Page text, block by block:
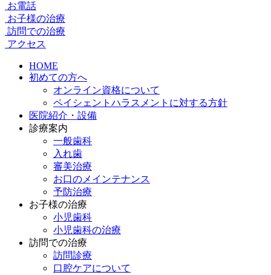
お電話
お子様の治療
訪問での治療
アクセス
HOME
初めての方へ
オンライン資格について
ペイシェントハラスメントに対する方針
医院紹介・設備
診療案内
一般歯科
入れ歯
審美治療
お口のメインテナンス
予防治療
お子様の治療
小児歯科
小児歯科の治療
訪問での治療
訪問診療
口腔ケアについて